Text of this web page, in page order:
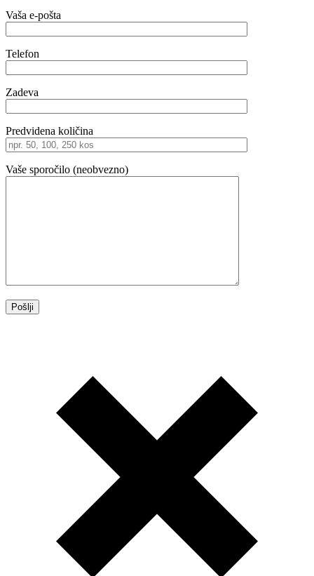
Vaša e-pošta
Telefon
Zadeva
Predvidena količina
Vaše sporočilo (neobvezno)